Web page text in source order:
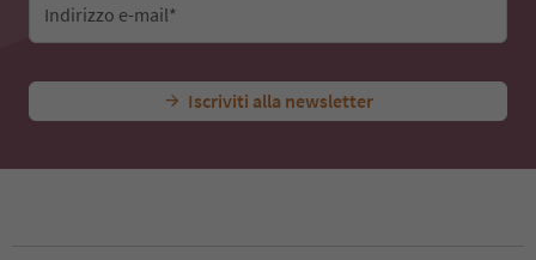
Indirizzo e-mail*
Iscriviti alla newsletter